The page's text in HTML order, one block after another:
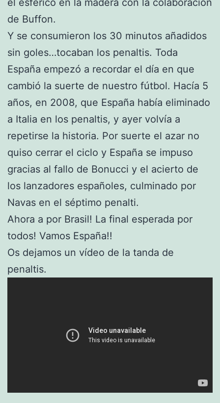
de Buffon.
Y se consumieron los 30 minutos añadidos
sin goles…tocaban los penaltis. Toda
España empezó a recordar el día en que
cambió la suerte de nuestro fútbol. Hacía 5
años, en 2008, que España había eliminado
a Italia en los penaltis, y ayer volvía a
repetirse la historia. Por suerte el azar no
quiso cerrar el ciclo y España se impuso
gracias al fallo de Bonucci y el acierto de
los lanzadores españoles, culminado por
Navas en el séptimo penalti.
Ahora a por Brasil! La final esperada por
todos! Vamos España!!
Os dejamos un vídeo de la tanda de
penaltis.